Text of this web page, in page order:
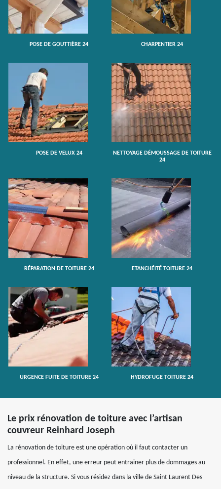
POSE DE GOUTTIÈRE 24 CHARPENTIER 24
POSE DE VELUX 24
NETTOYAGE DÉMOUSSAGE DE TOITURE
24
RÉPARATION DE TOITURE 24 ETANCHÉITÉ TOITURE 24
URGENCE FUITE DE TOITURE 24 HYDROFUGE TOITURE 24
Le prix rénovation de toiture avec l’artisan
couvreur Reinhard Joseph
La rénovation de toiture est une opération où il faut contacter un
professionnel. En effet, une erreur peut entrainer plus de dommages au
niveau de la structure. Si vous résidez dans la ville de Saint Laurent Des